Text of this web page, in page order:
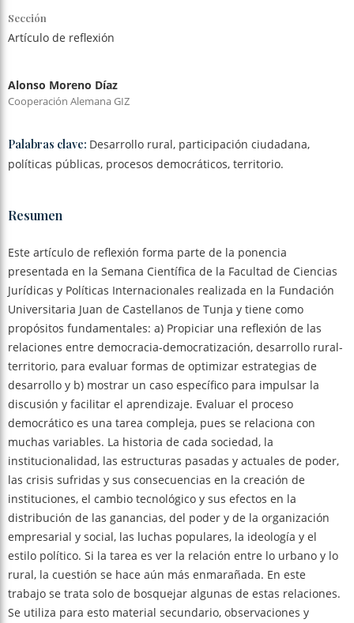
Alonso Moreno Díaz
Cooperación Alemana GIZ
Palabras clave: Desarrollo rural, participación ciudadana,
políticas públicas, procesos democráticos, territorio.
Resumen
Este artículo de reflexión forma parte de la ponencia
presentada en la Semana Científica de la Facultad de Ciencias
Jurídicas y Políticas Internacionales realizada en la Fundación
Universitaria Juan de Castellanos de Tunja y tiene como
propósitos fundamentales: a) Propiciar una reflexión de las
relaciones entre democracia-democratización, desarrollo rural-
territorio, para evaluar formas de optimizar estrategias de
desarrollo y b) mostrar un caso específico para impulsar la
discusión y facilitar el aprendizaje. Evaluar el proceso
democrático es una tarea compleja, pues se relaciona con
muchas variables. La historia de cada sociedad, la
institucionalidad, las estructuras pasadas y actuales de poder,
las crisis sufridas y sus consecuencias en la creación de
instituciones, el cambio tecnológico y sus efectos en la
distribución de las ganancias, del poder y de la organización
empresarial y social, las luchas populares, la ideología y el
estilo político. Si la tarea es ver la relación entre lo urbano y lo
rural, la cuestión se hace aún más enmarañada. En este
trabajo se trata solo de bosquejar algunas de estas relaciones.
Se utiliza para esto material secundario, observaciones y
Sección
Artículo de reflexión